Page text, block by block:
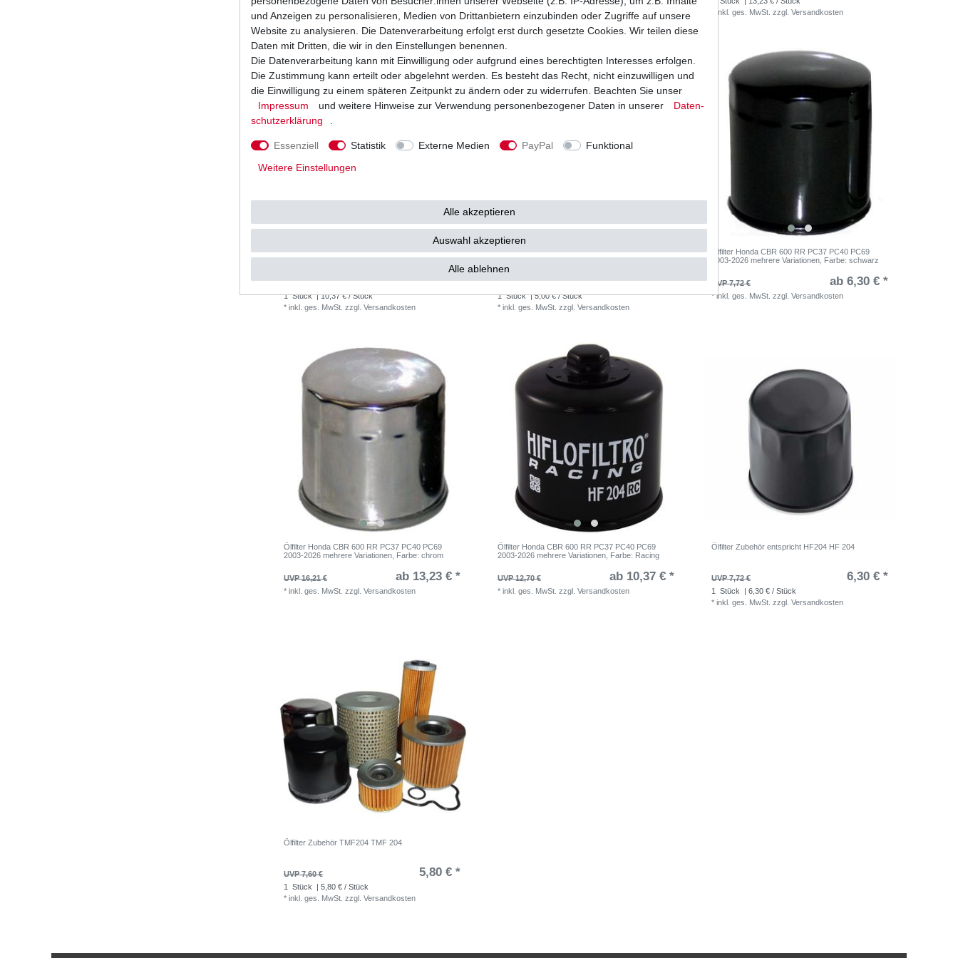
inkl. ges. MwSt. zzgl.Versandkosten
Ölfilter Hiflo HF204RC HF 204RC HF204 RC HF
204 RC Racing Honda
UVP 12,70 € 10,37 € *
1 Stück | 10,37 € / Stück
*inkl. ges. MwSt. zzgl.Versandkosten
Ölfilter Honda CBR 600 RR PC37 PC40 CBR600
FA PC41 2003 - 2016
UVP 8,00 € 5,00 € *
1 Stück | 5,00 € / Stück
*inkl. ges. MwSt. zzgl.Versandkosten
Ölfilter Honda CBR 600 RR PC37 PC40 PC69
2003-2026 mehrere Variationen , Farbe: schwarz
UVP 7,72 € ab 6,30 € *
*inkl. ges. MwSt. zzgl.Versandkosten
Ölfilter Honda CBR 600 RR PC37 PC40 PC69
2003-2026 mehrere Variationen , Farbe: chrom
UVP 16,21 € ab 13,23 € *
*inkl. ges. MwSt. zzgl.Versandkosten
Ölfilter Honda CBR 600 RR PC37 PC40 PC69
2003-2026 mehrere Variationen , Farbe: Racing
UVP 12,70 € ab 10,37 € *
*inkl. ges. MwSt. zzgl.Versandkosten
Ölfilter Zubehör entspricht HF204 HF 204
UVP 7,72 € 6,30 € *
1 Stück
| 6,30 € / Stück
*inkl. ges. MwSt. zzgl.Versandkosten
Ölfilter Zubehör TMF204 TMF 204
UVP 7,60 € 5,80 € *
1 Stück
| 5,80 € / Stück
*inkl. ges. MwSt. zzgl.Versandkosten
und Anzeigen zu personalisieren, Medien von Drittanbietern einzubinden oder Zugriffe auf unsere
Website zu analysieren. Die Datenverarbeitung erfolgt erst durch gesetzte Cookies. Wir teilen diese
Daten mit Dritten, die wir in den Einstellungen benennen.
Die Datenverarbeitung kann mit Einwilligung oder aufgrund eines berechtigten Interesses erfolgen.
Die Zustimmung kann erteilt oder abgelehnt werden. Es besteht das Recht, nicht einzuwilligen und
die Einwilligung zu einem späteren Zeitpunkt zu ändern oder zu widerrufen. Beachten Sie unser
Impressum
und weitere Hinweise zur Verwendung personenbezogener Daten in unserer
Daten­
schutz­erklärung
Essenziell Statistik Externe Medien PayPal
Funktional
Weitere Einstellungen
Alle akzeptieren
Auswahl akzeptieren
Alle ablehnen